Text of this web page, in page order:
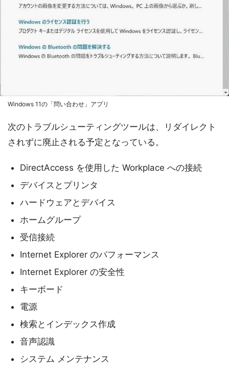
Windows 11の「問い合わせ」アプリ
次のトラブルシューティングツールは、リダイレクト
されずに廃止される予定となっている。
DirectAccess を使用した Workplace への接続
デバイスとプリンタ
ハードウェアとデバイス
ホームグループ
受信接続
Internet Explorer のパフォーマンス
Internet Explorer の安全性
キーボード
電源
検索とインデックス作成
音声認識
システム メンテナンス